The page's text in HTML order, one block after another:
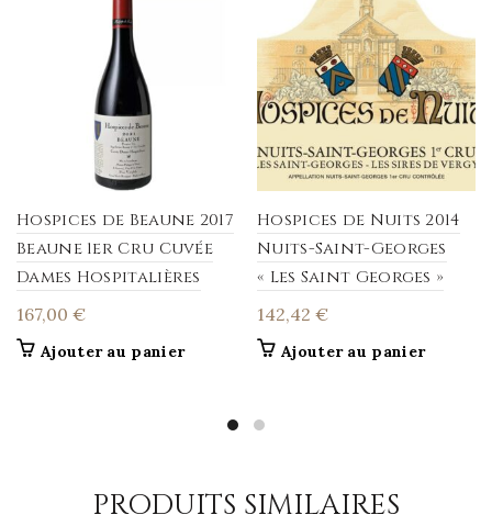
Hospices de Beaune 2017
Beaune 1er Cru Cuvée
Dames Hospitalières
167,00 €
Ajouter au panier
Hospices de Nuits 2014
Nuits-Saint-Georges
« Les Saint Georges »
142,42 €
Ajouter au panier
PRODUITS SIMILAIRES